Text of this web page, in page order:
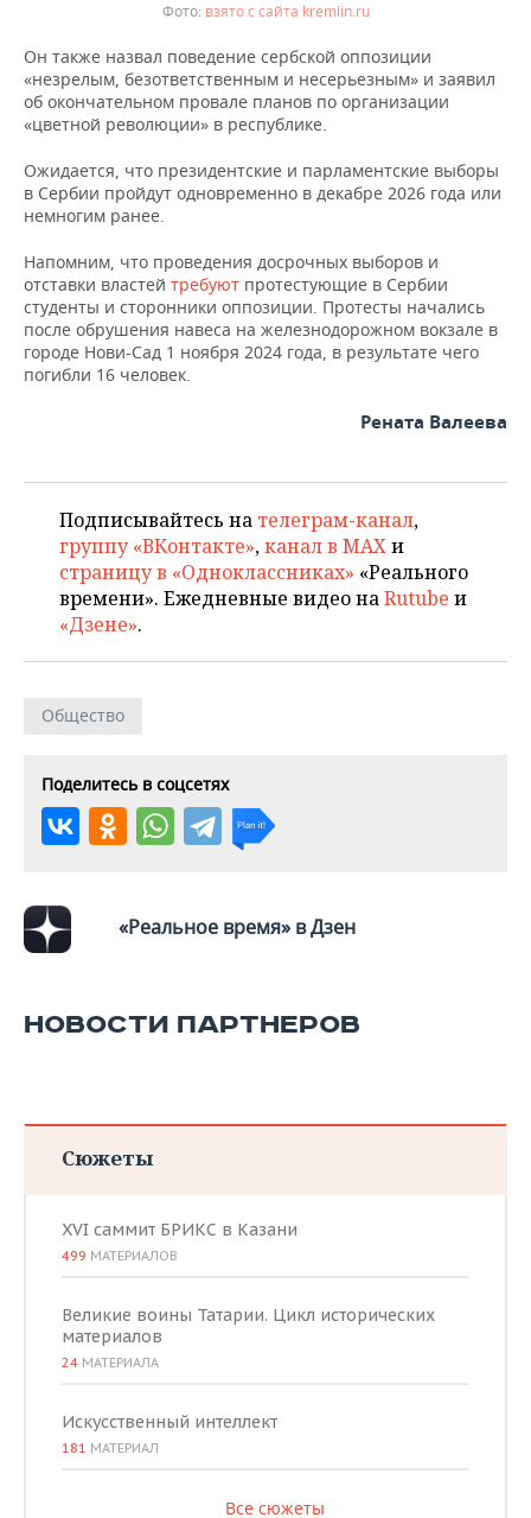
взято с сайта kremlin.ru
Он также назвал поведение сербской оппозиции
«незрелым, безответственным и несерьезным» и заявил
об окончательном провале планов по организации
«цветной революции» в республике.
Ожидается, что президентские и парламентские выборы
в Сербии пройдут одновременно в декабре 2026 года или
немногим ранее.
Напомним, что проведения досрочных выборов и
отставки властей требуют протестующие в Сербии
студенты и сторонники оппозиции. Протесты начались
после обрушения навеса на железнодорожном вокзале в
городе Нови-Сад 1 ноября 2024 года, в результате чего
погибли 16 человек.
Рената Валеева
Подписывайтесь на телеграм-канал,
группу «ВКонтакте»,канал в MAXи
страницу в «Одноклассниках» «Реального
времени». Ежедневные видео наRutube и
«Дзене».
Общество
Поделитесь в соцсетях
«Реальное время» в Дзен
НОВОСТИ ПАРТНЕРОВ
Сюжеты
XVI саммит БРИКС в Казани
499 МАТЕРИАЛОВ
Великие воины Татарии. Цикл исторических
материалов
24 МАТЕРИАЛА
Искусственный интеллект
181 МАТЕРИАЛ
Все сюжеты